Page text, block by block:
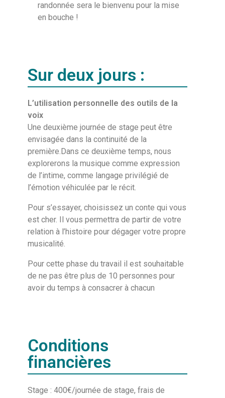
randonnée sera le bienvenu pour la mise
en bouche !
Sur deux jours :
L’utilisation personnelle des outils de la
voix
Une deuxième journée de stage peut être
envisagée dans la continuité de la
première.Dans ce deuxième temps, nous
explorerons la musique comme expression
de l’intime, comme langage privilégié de
l’émotion véhiculée par le récit.
Pour s’essayer, choisissez un conte qui vous
est cher. Il vous permettra de partir de votre
relation à l’histoire pour dégager votre propre
musicalité.
Pour cette phase du travail il est souhaitable
de ne pas être plus de 10 personnes pour
avoir du temps à consacrer à chacun
Conditions
financières
Stage : 400€/journée de stage, frais de